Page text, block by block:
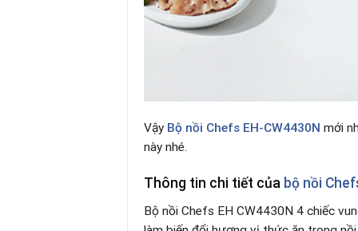
Vậy Bộ nồi Chefs EH-CW4430N mới
này nhé.
Thông tin chi tiết của bộ nồi
Bộ nồi Chefs EH CW4430N 4 chiếc